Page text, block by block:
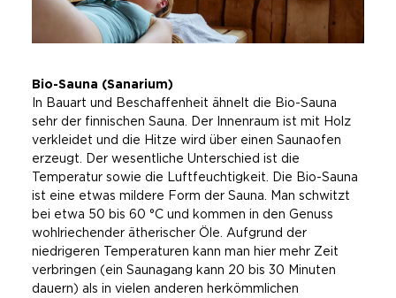
Bio-Sauna (Sanarium)
In Bauart und Beschaffenheit ähnelt die Bio-Sauna
sehr der finnischen Sauna. Der Innenraum ist mit Holz
verkleidet und die Hitze wird über einen Saunaofen
erzeugt. Der wesentliche Unterschied ist die
Temperatur sowie die Luftfeuchtigkeit. Die Bio-Sauna
ist eine etwas mildere Form der Sauna. Man schwitzt
bei etwa 50 bis 60 °C und kommen in den Genuss
wohlriechender ätherischer Öle. Aufgrund der
niedrigeren Temperaturen kann man hier mehr Zeit
verbringen (ein Saunagang kann 20 bis 30 Minuten
dauern) als in vielen anderen herkömmlichen